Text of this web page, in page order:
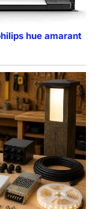
hue amarant